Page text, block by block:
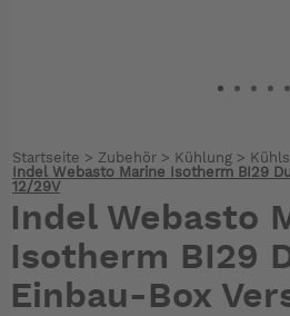
Startseite > Zubehör> Kühlung>
Indel Webasto Marine Isotherm BI29
12/29V
Indel Webasto
Isotherm BI29
Einbau-Box